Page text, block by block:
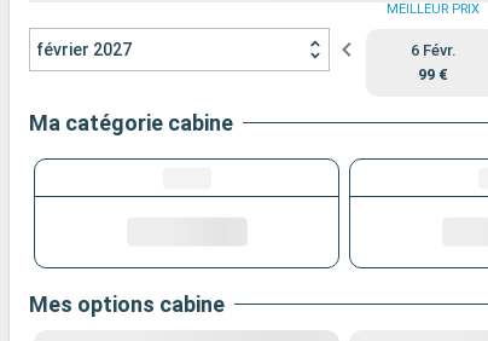
février 2027
MEILLEUR PRIX
6 Févr.
99 €
Ma catégorie cabine
Mes options cabine